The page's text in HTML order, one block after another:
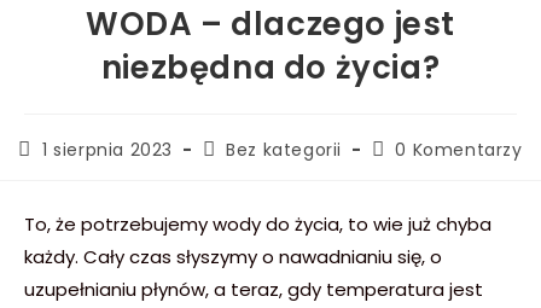
WODA – dlaczego jest
niezbędna do życia?
1 sierpnia 2023 Bez kategorii 0 Komentarzy
To, że potrzebujemy wody do życia, to wie już chyba
każdy. Cały czas słyszymy o nawadnianiu się, o
uzupełnianiu płynów, a teraz, gdy temperatura jest